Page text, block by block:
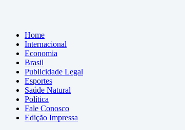
Home
Internacional
Economia
Brasil
Publicidade Legal
Esportes
Saúde Natural
Política
Fale Conosco
Edição Impressa